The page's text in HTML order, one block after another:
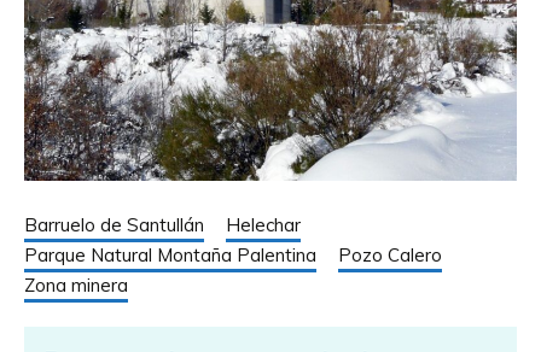
Barruelo de Santullán
Helechar
Parque Natural Montaña Palentina
Pozo Calero
Zona minera